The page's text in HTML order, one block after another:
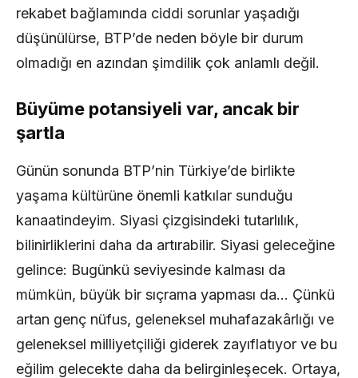
rekabet bağlamında ciddi sorunlar yaşadığı
düşünülürse, BTP’de neden böyle bir durum
olmadığı en azından şimdilik çok anlamlı değil.
Büyüme potansiyeli var, ancak bir
şartla
Günün sonunda BTP’nin Türkiye’de birlikte
yaşama kültürüne önemli katkılar sunduğu
kanaatindeyim. Siyasi çizgisindeki tutarlılık,
bilinirliklerini daha da artırabilir. Siyasi geleceğine
gelince: Bugünkü seviyesinde kalması da
mümkün, büyük bir sıçrama yapması da… Çünkü
artan genç nüfus, geleneksel muhafazakârlığı ve
geleneksel milliyetçiliği giderek zayıflatıyor ve bu
eğilim gelecekte daha da belirginleşecek. Ortaya,